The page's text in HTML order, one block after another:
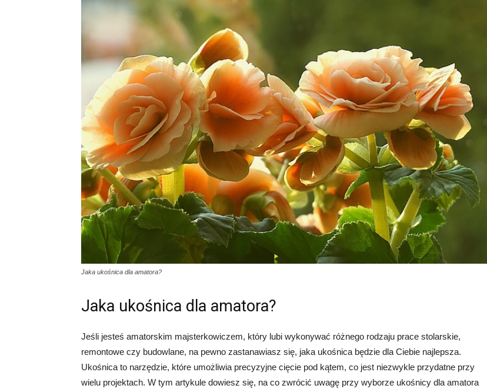
Jaka ukośnica dla amatora?
Jaka ukośnica dla amatora?
Jeśli jesteś amatorskim majsterkowiczem, który lubi wykonywać różnego rodzaju prace stolarskie,
remontowe czy budowlane, na pewno zastanawiasz się, jaka ukośnica będzie dla Ciebie najlepsza.
Ukośnica to narzędzie, które umożliwia precyzyjne cięcie pod kątem, co jest niezwykle przydatne przy
wielu projektach. W tym artykule dowiesz się, na co zwrócić uwagę przy wyborze ukośnicy dla amatora